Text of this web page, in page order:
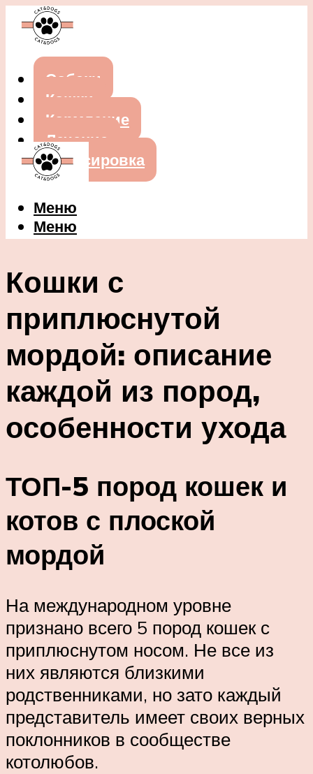
Собаки
Кошки
Кормление
Лечение
Дрессировка
Меню
Меню
Кошки с
приплюснутой
мордой: описание
каждой из пород,
особенности ухода
ТОП-5 пород кошек и
котов с плоской
мордой
На международном уровне
признано всего 5 пород кошек с
приплюснутом носом. Не все из
них являются близкими
родственниками, но зато каждый
представитель имеет своих верных
поклонников в сообществе
котолюбов.